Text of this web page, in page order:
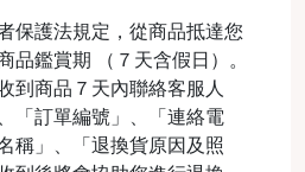
保護法規定，從商品抵達您
品鑑賞期 （７天含假日）。
到商品７天內聯絡客服人
「訂單編號」、「連絡電
稱」、「退換貨原因及照